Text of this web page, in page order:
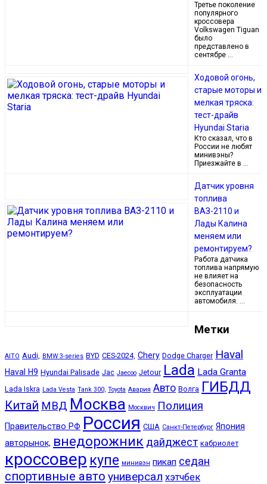
Третье поколение
популярного
кроссовера
Volkswagen Tiguan
было
представлено в
сентябре …
Ходовой огонь,
старые моторы и
мелкая тряска:
тест-драйв
Hyundai Staria
Кто сказал, что в
России не любят
минивэны?
Приезжайте в …
Датчик уровня
топлива
ВАЗ-2110 и
Лады Калина
меняем или
ремонтируем?
Работа датчика
топлива напрямую
не влияет на
безопасность
эксплуатации
автомобиля. …
Метки
AITO Audi, BMW 3-series BYD CES-2024, Chery Dodge Charger Haval
Haval H9 Hyundai Palisade Jac Jaecoo Jetour Lada Lada Granta
Lada Iskra Lada Vesta Tank 300, Toyota Авария Авто Волга ГИБДД
Китай МВД Москва Москвич Полиция
Правительство РФ Россия США Санкт-Петербург Япония
авторынок, внедорожник дайджест кабриолет
кроссовер купе минивэн пикап седан
спортивные авто универсал хэтчбек